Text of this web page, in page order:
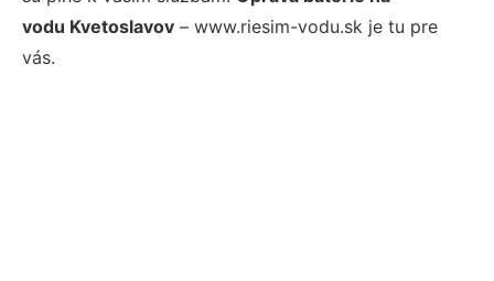
vodu Kvetoslavov – www.riesim-vodu.sk je tu pre
vás.